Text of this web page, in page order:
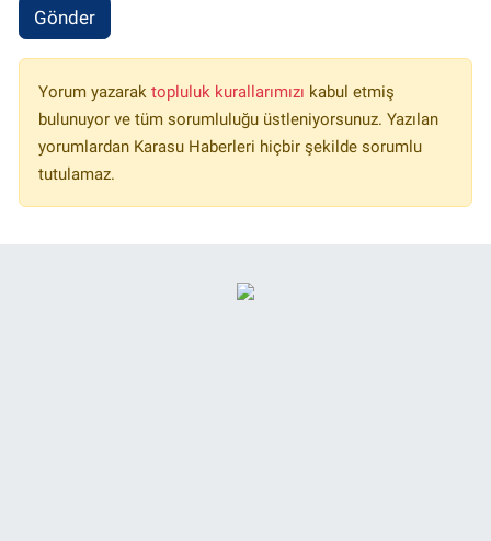
Gönder
Yorum yazarak topluluk kurallarımızı kabul etmiş
bulunuyor ve tüm sorumluluğu üstleniyorsunuz. Yazılan
yorumlardan Karasu Haberleri hiçbir şekilde sorumlu
tutulamaz.